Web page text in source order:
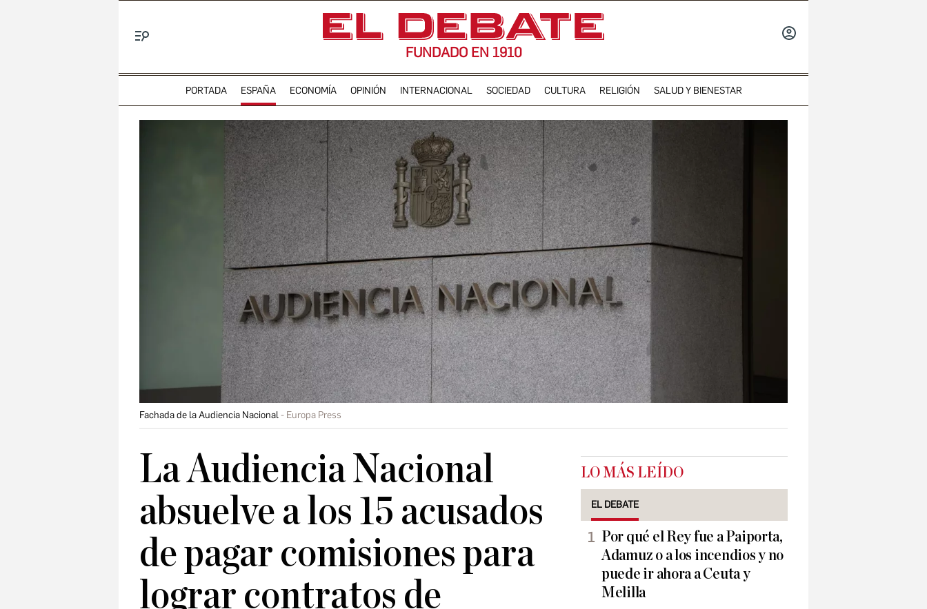
FUNDADO EN 1910
PORTADA ESPAÑA ECONOMÍA OPINIÓN INTERNACIONAL SOCIEDAD CULTURA RELIGIÓN SALUD Y BIENESTAR
Fachada de la Audiencia Nacional Europa Press
La Audiencia Nacional
absuelve a los 15 acusados
de pagar comisiones para
lograr contratos de
LO MÁS LEÍDO
EL DEBATE
Por qué el Rey fue a Paiporta,
Adamuz o a los incendios y no
puede ir ahora a Ceuta y
Melilla